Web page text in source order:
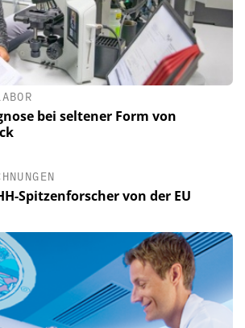
bei seltener Form von
Spitzenforscher von der EU